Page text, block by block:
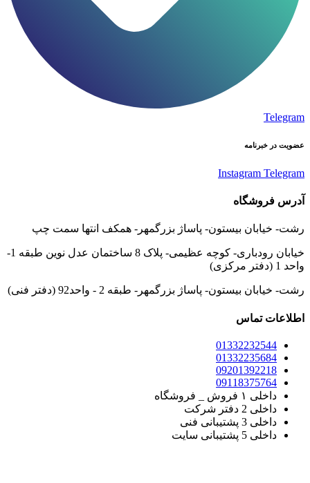
Telegram
عضویت در خبرنامه
Instagram Telegram
آدرس فروشگاه
رشت- خیابان بیستون- پاساژ بزرگمهر- همکف انتها سمت چپ
خیابان رودباری- کوچه عظیمی- پلاک 8 ساختمان عدل نوین طبقه 1-
واحد 1 (دفتر مرکزی)
رشت- خیابان بیستون- پاساژ بزرگمهر- طبقه 2 - واحد92 (دفتر فنی)
اطلاعات تماس
01332232544
01332235684
09201392218
09118375764
داخلی ۱ فروش _ فروشگاه
داخلی 2 دفتر شرکت
داخلی 3 پشتیبانی فنی
داخلی 5 پشتیبانی سایت